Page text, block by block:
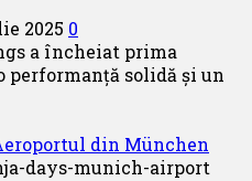
2025 0
a încheiat prima
performanță solidă și un
din München